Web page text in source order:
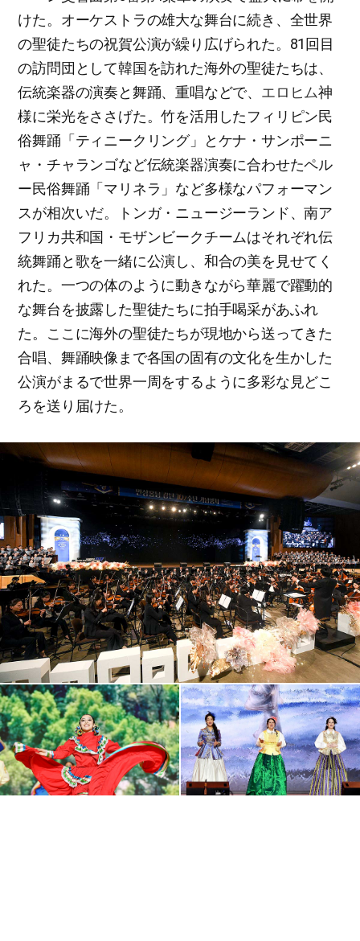
けた。オーケストラの雄大な舞台に続き、全世界
の聖徒たちの祝賀公演が繰り広げられた。81回目
の訪問団として韓国を訪れた海外の聖徒たちは、
伝統楽器の演奏と舞踊、重唱などで、 エロヒム神
様に栄光をささげた。竹を活用したフィリピン民
俗舞踊「ティニークリング」とケナ・サンポーニ
ャ・チャランゴなど伝統楽器演奏に合わせたペル
ー民俗舞踊「マリネラ」など多様なパフォーマン
スが相次いだ。トンガ・ニュージーランド、南ア
フリカ共和国・モザンビークチームはそれぞれ伝
統舞踊と歌を一緒に公演し、和合の美を見せてく
れた。一つの体のように動きながら華麗で躍動的
な舞台を披露した聖徒たちに拍手喝采があふれ
た。ここに海外の聖徒たちが現地から送ってきた
合唱、舞踊映像まで各国の固有の文化を生かした
公演がまるで世界一周をするように多彩な見どこ
ろを送り届けた。